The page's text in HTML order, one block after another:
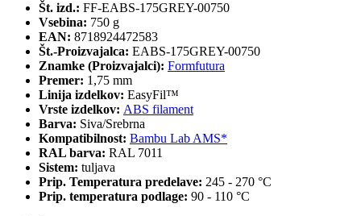
Št. izd.: FF-EABS-175GREY-00750
Vsebina: 750 g
EAN: 8718924472583
Št.-Proizvajalca: EABS-175GREY-00750
Znamke (Proizvajalci): Formfutura
Premer: 1,75 mm
Linija izdelkov: EasyFil™
Vrste izdelkov: ABS filament
Barva: Siva/Srebrna
Kompatibilnost: Bambu Lab AMS*
RAL barva: RAL 7011
Sistem: tuljava
Prip. Temperatura predelave: 245 - 270 °C
Prip. temperatura podlage: 90 - 110 °C